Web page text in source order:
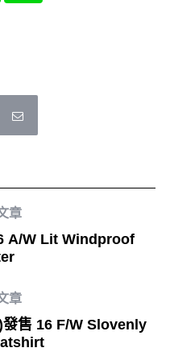
章
A/W Lit Windproof
章
發售 16 F/W Slovenly